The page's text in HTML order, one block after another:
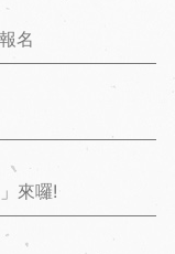
名
來囉!